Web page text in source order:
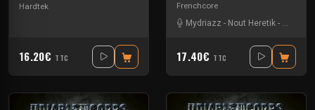
Hardtek
16.20€ TTC
Frenchcore
Mydriazz - Nout Heretik - Radium
17.40€ TTC